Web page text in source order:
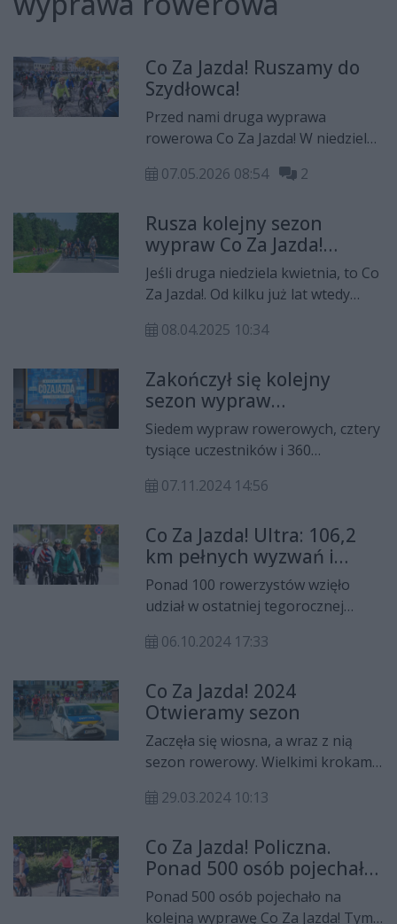
Co Za Jazda! Ruszamy do
Szydłowca!
Przed nami druga wyprawa
rowerowa Co Za Jazda! W niedzielę,
07.05.2026 08:54 2
Rusza kolejny sezon
wypraw Co Za Jazda!
Jedziemy do Wsoli
Jeśli druga niedziela kwietnia, to Co
Za Jazda!. Od kilku już lat wtedy
wypraw rowerowych dla wszystkich
się do Wsoli, do Muzeum Witolda
Gombrowicza. Uczestnicy będą
mogli zwiedzić ekspozycję za
darmo.
08.04.2025 10:34
Zakończył się kolejny
sezon wypraw
rowerowych Co Za Jazda!
Siedem wypraw rowerowych, cztery
tysiące uczestników i 360
Stowarzyszenie Co Za Jazda! oraz
podsumowały kolejną edycję
rowerowych wypraw. Nie zabrakło
podziękowań dla wszystkich
partnerów oraz uczestników za
zaangażowanie i aktywność.
07.11.2024 14:56
Co Za Jazda! Ultra: 106,2
km pełnych wyzwań i
radości
Ponad 100 rowerzystów wzięło
udział w ostatniej tegorocznej
Uczestnicy pokonali imponującą
nawiązuje do częstotliwości Radia
Rekord – 106,2 FM.
06.10.2024 17:33
Co Za Jazda! 2024
Otwieramy sezon
Zaczęła się wiosna, a wraz z nią
sezon rowerowy. Wielkimi krokami
rowerowa z cyklu Co Za Jazda! Już
do pokonania ponad 30 km do
Skaryszewa.
29.03.2024 10:13
Co Za Jazda! Policzna.
Ponad 500 osób pojechało
do Czarnolasu
Ponad 500 osób pojechało na
kolejną wyprawę Co Za Jazda! Tym